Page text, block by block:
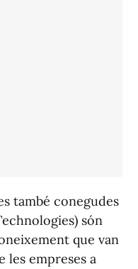
també conegudes
són
que van
empreses a